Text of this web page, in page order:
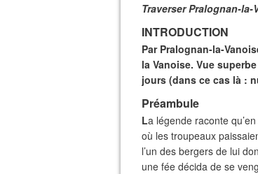
Traverser Pralognan-
INTRODUCTION
Par Pralognan-la-
la Vanoise. Vue
jours (dans ce cas là :
Préambule
La légende raconte
où les troupeaux
l’un des bergers de lui
une fée décida de se